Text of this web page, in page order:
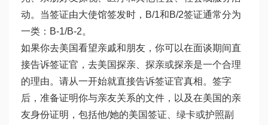
动。当签证由大使馆签发时，B/1和B/2签证通常分为
一类：B-1/B-2。
如果你去美国看望亲戚和朋友，你可以在面谈期间直
接告诉签证官，去美国探亲、探亲或探亲是一个合理
的理由。请从一开始就直接告诉签证官真相。签字
后，准备证明你与亲友关系的文件，以及在美国的亲
友身份证明，包括他/她的美国签证、绿卡或护照副